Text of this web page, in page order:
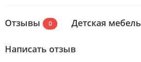
Отзывы 0 Детская мебель
Написать отзыв